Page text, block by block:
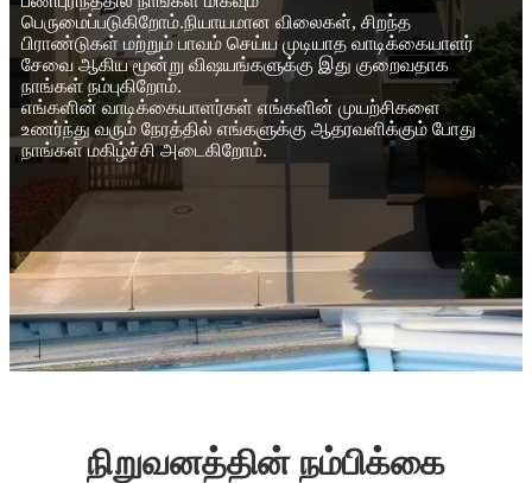
பெருமைப்படுகிறோம்.நியாயமான விலைகள், சிறந்த
பிராண்டுகள் மற்றும் பாவம் செய்ய முடியாத வாடிக்கையாளர்
சேவை ஆகிய மூன்று விஷயங்களுக்கு இது குறைவதாக
நாங்கள் நம்புகிறோம்.
எங்களின் வாடிக்கையாளர்கள் எங்களின் முயற்சிகளை
உணர்ந்து வரும் நேரத்தில் எங்களுக்கு ஆதரவளிக்கும் போது
நாங்கள் மகிழ்ச்சி அடைகிறோம்.
நிறுவனத்தின் நம்பிக்கை